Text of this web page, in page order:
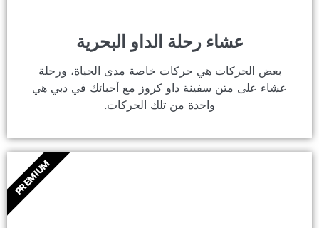
عشاء رحلة الداو البحرية
بعض الحركات هي حركات خاصة مدى الحياة، ورحلة
عشاء على متن سفينة داو كروز مع أحبائك في دبي هي
واحدة من تلك الحركات.
PREMIUM